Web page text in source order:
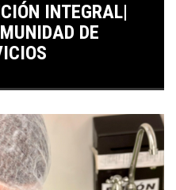
INTEGRAL|
DE